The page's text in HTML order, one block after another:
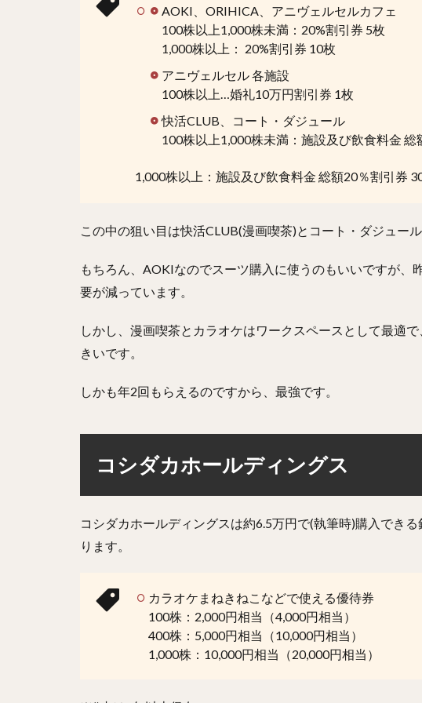
AOKI、ORIHICA、アニヴェルセルカフェ
100株以上1,000株未満：20%割引券 5枚
1,000株以上： 20%割引券 10枚
アニヴェルセル 各施設
100株以上…婚礼10万円割引券 1枚
快活CLUB、コート・ダジュール
100株以上1,000株未満：施設及び飲食料金 総
1,000株以上：施設及び飲食料金 総額20％割引券
この中の狙い目は快活CLUB(漫画喫茶)とコート・ダジュー
もちろん、AOKIなのでスーツ購入に使うのもいいですが、
要が減っています。
しかし、漫画喫茶とカラオケはワークスペースとして最適
きいです。
しかも年2回もらえるのですから、最強です。
コシダカホールディングス
コシダカホールディングスは約6.5万円で(執筆時)購入でき
ります。
カラオケまねきねこなどで使える優待券
100株：2,000円相当（4,000円相当）
400株：5,000円相当（10,000円相当）
1,000株：10,000円相当（20,000円相当）